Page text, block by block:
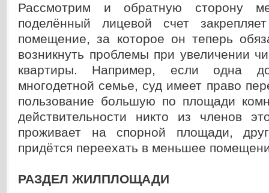
Рассмотрим и обратную сторону
поделённый лицевой счет
помещение, за которое он теперь
возникнуть проблемы при увеличении
квартиры. Например, если одна
многодетной семье, суд имеет право
пользование большую по площади
действительности никто из членов
проживает на спорной площади,
придётся переехать в меньшее
РАЗДЕЛ ЖИЛПЛОЩАДИ